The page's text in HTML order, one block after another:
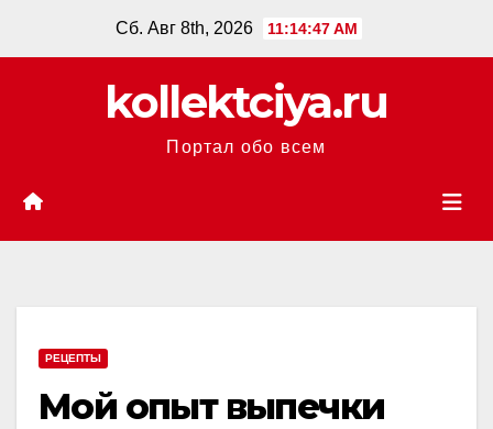
Сб. Авг 8th, 2026 11:14:47 AM
kollektciya.ru
Портал обо всем
РЕЦЕПТЫ
Мой опыт выпечки